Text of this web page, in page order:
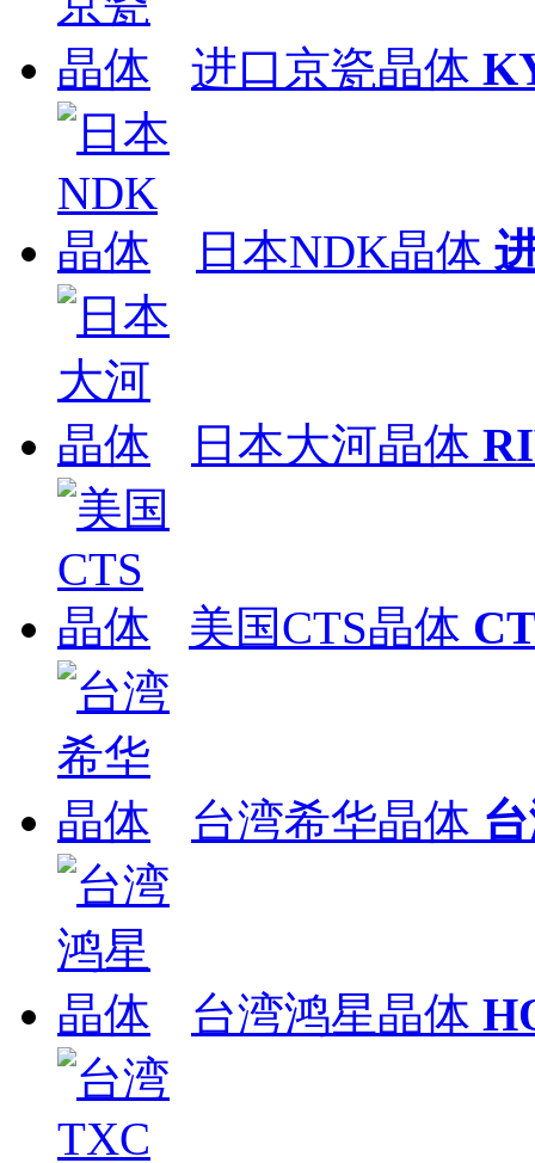
进口京瓷晶体
日本NDK晶体
日本大河晶体
美国CTS晶体
台湾希华晶体
台湾鸿星晶体